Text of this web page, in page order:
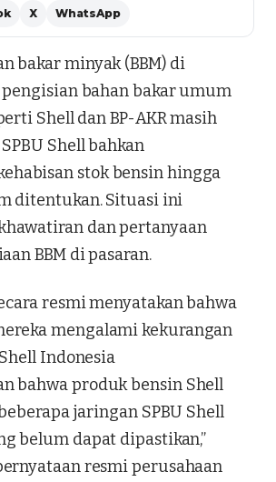
X WhatsApp
bakar minyak (BBM) di
bahan bakar umum
Shell dan BP-AKR masih
Shell bahkan
stok bensin hingga
ditentukan. Situasi ini
dan pertanyaan
BBM di pasaran.
resmi menyatakan bahwa
mengalami kekurangan
Indonesia
bahwa produk bensin Shell
jaringan SPBU Shell
belum dapat dipastikan,”
resmi perusahaan